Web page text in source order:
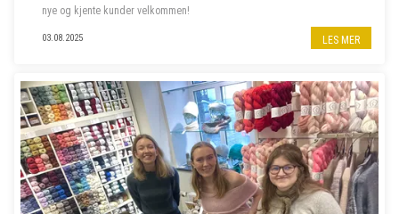
nye og kjente kunder velkommen!
03.08.2025 LES MER